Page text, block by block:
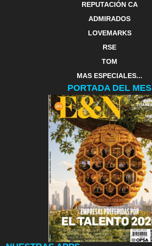
REPUTACIÓN CA
ADMIRADOS
LOVEMARKS
RSE
TOM
MAS ESPECIALES...
PORTADA DEL MES